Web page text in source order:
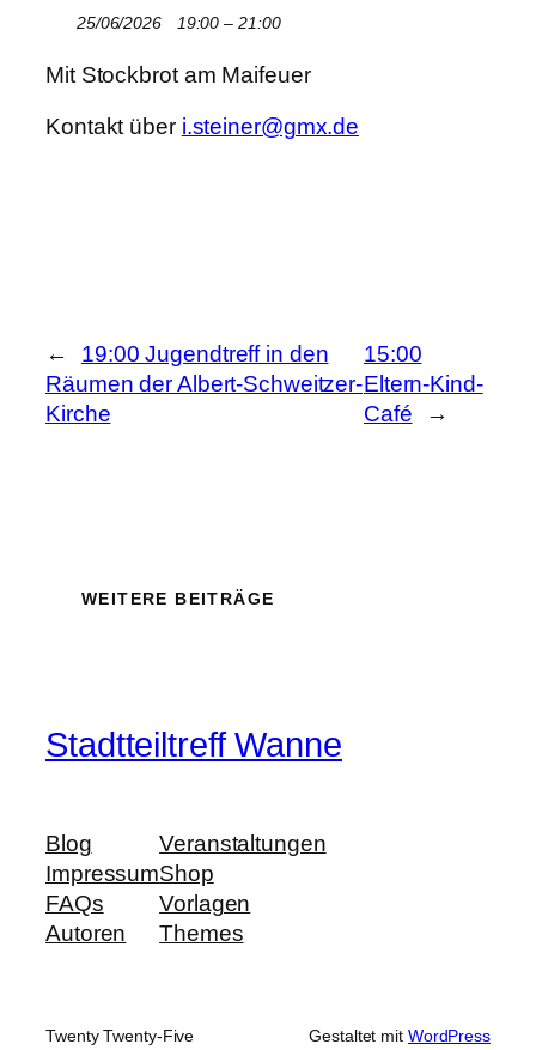
25/06/2026 19:00 – 21:00
Mit Stockbrot am Maifeuer
Kontakt über i.steiner@gmx.de
←
19:00 Jugendtreff in den
Räumen der Albert-Schweitzer-
Kirche
15:00
Eltern-Kind-
Café
→
WEITERE BEITRÄGE
Stadtteiltreff Wanne
Blog
Impressum
FAQs
Autoren
Veranstaltungen
Shop
Vorlagen
Themes
Twenty Twenty-Five Gestaltet mit WordPress